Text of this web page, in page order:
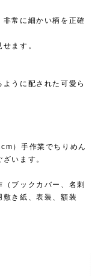
常に細かい柄を正確
ます。
うに配された可愛ら
）手作業でちりめん
います。
ブックカバー、名刺
き紙、表装、額装